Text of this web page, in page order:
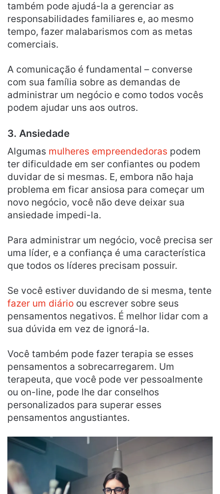
também pode ajudá-la a gerenciar as
responsabilidades familiares e, ao mesmo
tempo, fazer malabarismos com as metas
comerciais.
A comunicação é fundamental – converse
com sua família sobre as demandas de
administrar um negócio e como todos vocês
podem ajudar uns aos outros.
3. Ansiedade
Algumas mulheres empreendedoras podem
ter dificuldade em ser confiantes ou podem
duvidar de si mesmas. E, embora não haja
problema em ficar ansiosa para começar um
novo negócio, você não deve deixar sua
ansiedade impedi-la.
Para administrar um negócio, você precisa ser
uma líder, e a confiança é uma característica
que todos os líderes precisam possuir.
Se você estiver duvidando de si mesma, tente
fazer um diário ou escrever sobre seus
pensamentos negativos. É melhor lidar com a
sua dúvida em vez de ignorá-la.
Você também pode fazer terapia se esses
pensamentos a sobrecarregarem. Um
terapeuta, que você pode ver pessoalmente
ou on-line, pode lhe dar conselhos
personalizados para superar esses
pensamentos angustiantes.